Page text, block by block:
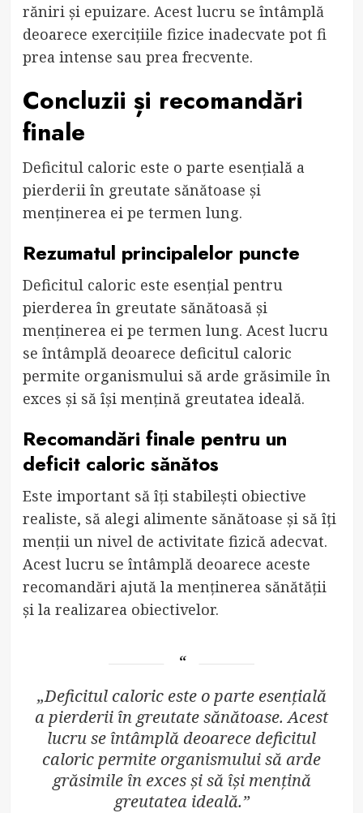
răniri și epuizare. Acest lucru se întâmplă
deoarece exercițiile fizice inadecvate pot fi
prea intense sau prea frecvente.
Concluzii și recomandări
finale
Deficitul caloric este o parte esențială a
pierderii în greutate sănătoase și
menținerea ei pe termen lung.
Rezumatul principalelor puncte
Deficitul caloric este esențial pentru
pierderea în greutate sănătoasă și
menținerea ei pe termen lung. Acest lucru
se întâmplă deoarece deficitul caloric
permite organismului să arde grăsimile în
exces și să își mențină greutatea ideală.
Recomandări finale pentru un
deficit caloric sănătos
Este important să îți stabilești obiective
realiste, să alegi alimente sănătoase și să îți
menții un nivel de activitate fizică adecvat.
Acest lucru se întâmplă deoarece aceste
recomandări ajută la menținerea sănătății
și la realizarea obiectivelor.
„Deficitul caloric este o parte esențială
a pierderii în greutate sănătoase. Acest
lucru se întâmplă deoarece deficitul
caloric permite organismului să arde
grăsimile în exces și să își mențină
greutatea ideală.”